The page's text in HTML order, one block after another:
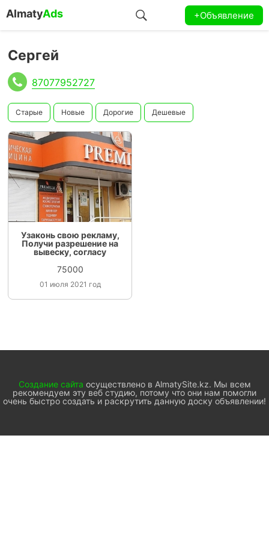
AlmatyAds +Объявление
Сергей
87077952727
Старые Новые Дорогие Дешевые
Узаконь свою рекламу,
Получи разрешение на
вывеску, согласу
75000
01 июля 2021 год
Создание сайта осуществлено в AlmatySite.kz. Мы всем
рекомендуем эту веб студию, потому что они нам помогли
очень быстро создать и раскрутить данную доску объявлении!